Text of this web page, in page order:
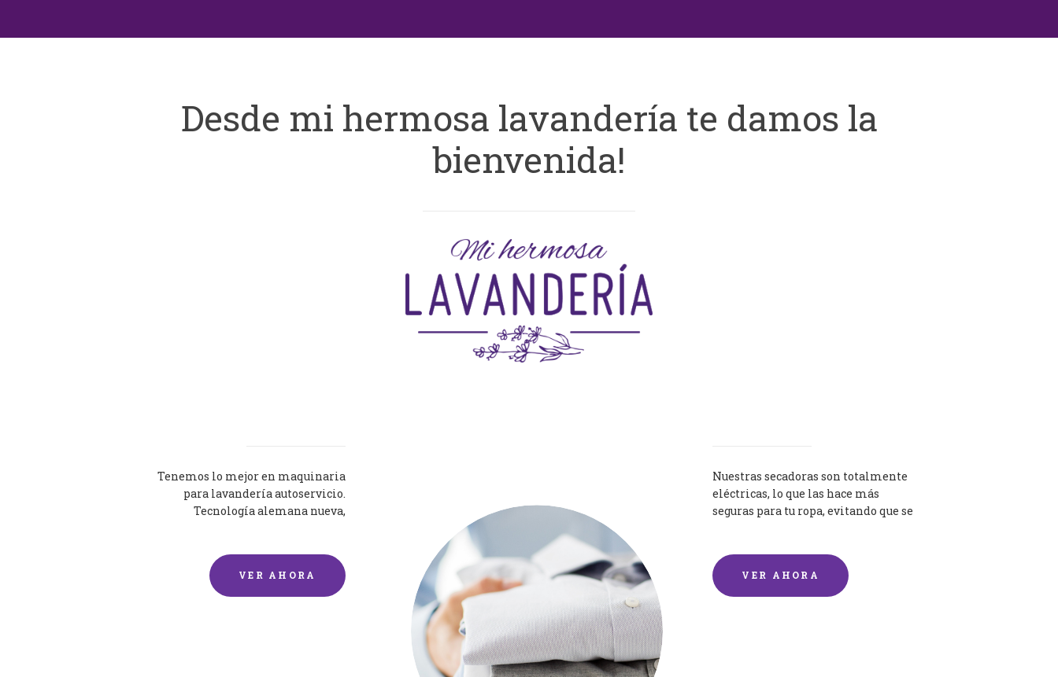
Desde mi hermosa lavandería te damos la
bienvenida!
Tenemos lo mejor en maquinaria
para lavandería autoservicio.
Tecnología alemana nueva,
VER AHORA
Nuestras secadoras son totalmente
eléctricas, lo que las hace más
seguras para tu ropa, evitando que se
VER AHORA